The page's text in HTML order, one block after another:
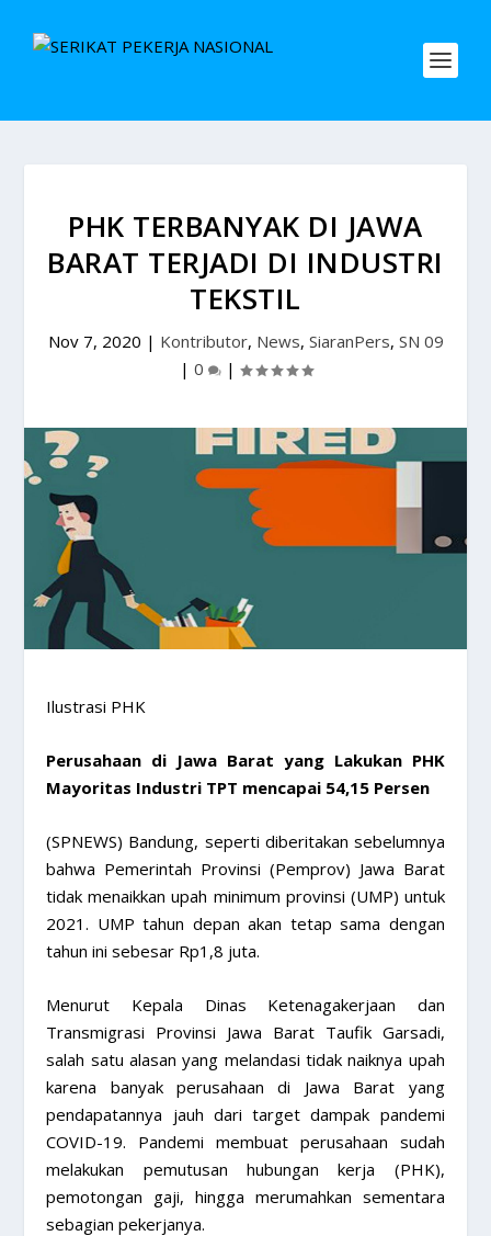
PHK TERBANYAK DI JAWA
BARAT TERJADI DI INDUSTRI
TEKSTIL
Nov 7, 2020 | Kontributor, News, SiaranPers, SN 09
| 0 |
Ilustrasi PHK
Perusahaan di Jawa Barat yang Lakukan PHK
Mayoritas Industri TPT mencapai 54,15 Persen
(SPNEWS) Bandung, seperti diberitakan sebelumnya
bahwa Pemerintah Provinsi (Pemprov) Jawa Barat
tidak menaikkan upah minimum provinsi (UMP) untuk
2021. UMP tahun depan akan tetap sama dengan
tahun ini sebesar Rp1,8 juta.
Menurut Kepala Dinas Ketenagakerjaan dan
Transmigrasi Provinsi Jawa Barat Taufik Garsadi,
salah satu alasan yang melandasi tidak naiknya upah
karena banyak perusahaan di Jawa Barat yang
pendapatannya jauh dari target dampak pandemi
COVID-19. Pandemi membuat perusahaan sudah
melakukan pemutusan hubungan kerja (PHK),
pemotongan gaji, hingga merumahkan sementara
sebagian pekerjanya.